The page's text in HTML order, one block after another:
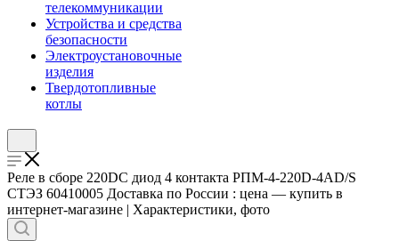
телекоммуникации
Устройства и средства
безопасности
Электроустановочные
изделия
Твердотопливные
котлы
Реле в сборе 220DС диод 4 контакта РПМ-4-220D-4AD/S
СТЭЗ 60410005 Доставка по России : цена — купить в
интернет-магазине | Характеристики, фото